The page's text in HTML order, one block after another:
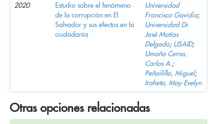
2020
Estudio sobre el fenómeno
de la corrupción en El
Salvador y sus efectos en la
ciudadanía
Universidad
Francisco Gavidia;
Universidad Dr.
José Matías
Delgado; USAID;
Umaña Cerna,
Carlos A.;
Peñailillo, Miguel;
Iraheta, May Evelyn
Otras opciones relacionadas